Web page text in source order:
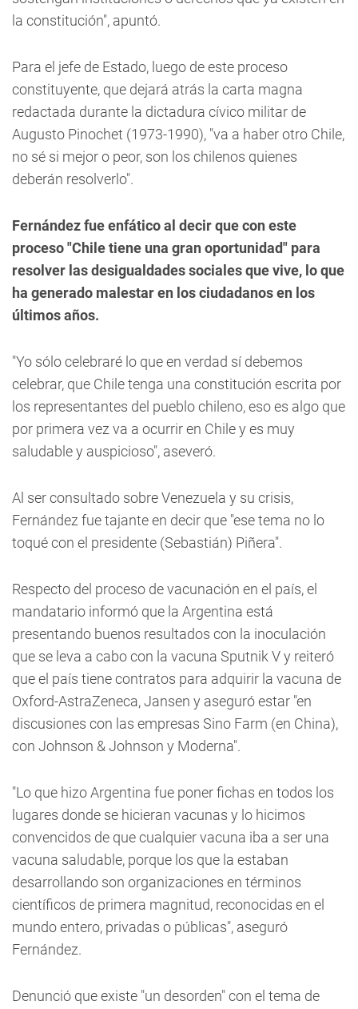
la constitución", apuntó.
Para el jefe de Estado, luego de este proceso
constituyente, que dejará atrás la carta magna
redactada durante la dictadura cívico militar de
Augusto Pinochet (1973-1990), "va a haber otro Chile,
no sé si mejor o peor, son los chilenos quienes
deberán resolverlo".
Fernández fue enfático al decir que con este
proceso "Chile tiene una gran oportunidad" para
resolver las desigualdades sociales que vive, lo que
ha generado malestar en los ciudadanos en los
últimos años.
"Yo sólo celebraré lo que en verdad sí debemos
celebrar, que Chile tenga una constitución escrita por
los representantes del pueblo chileno, eso es algo que
por primera vez va a ocurrir en Chile y es muy
saludable y auspicioso", aseveró.
Al ser consultado sobre Venezuela y su crisis,
Fernández fue tajante en decir que "ese tema no lo
toqué con el presidente (Sebastián) Piñera".
Respecto del proceso de vacunación en el país, el
mandatario informó que la Argentina está
presentando buenos resultados con la inoculación
que se leva a cabo con la vacuna Sputnik V y reiteró
que el país tiene contratos para adquirir la vacuna de
Oxford-AstraZeneca, Jansen y aseguró estar "en
discusiones con las empresas Sino Farm (en China),
con Johnson & Johnson y Moderna".
"Lo que hizo Argentina fue poner fichas en todos los
lugares donde se hicieran vacunas y lo hicimos
convencidos de que cualquier vacuna iba a ser una
vacuna saludable, porque los que la estaban
desarrollando son organizaciones en términos
científicos de primera magnitud, reconocidas en el
mundo entero, privadas o públicas", aseguró
Fernández.
Denunció que existe "un desorden" con el tema de